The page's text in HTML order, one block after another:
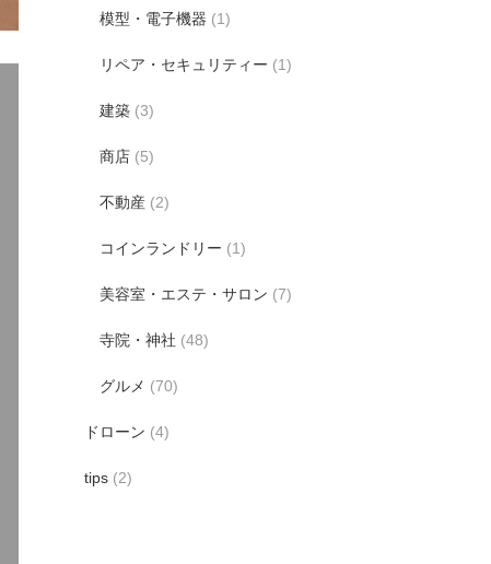
模型・電子機器 (1)
リペア・セキュリティー (1)
建築 (3)
商店 (5)
不動産 (2)
コインランドリー (1)
美容室・エステ・サロン (7)
寺院・神社 (48)
グルメ (70)
ドローン (4)
tips (2)